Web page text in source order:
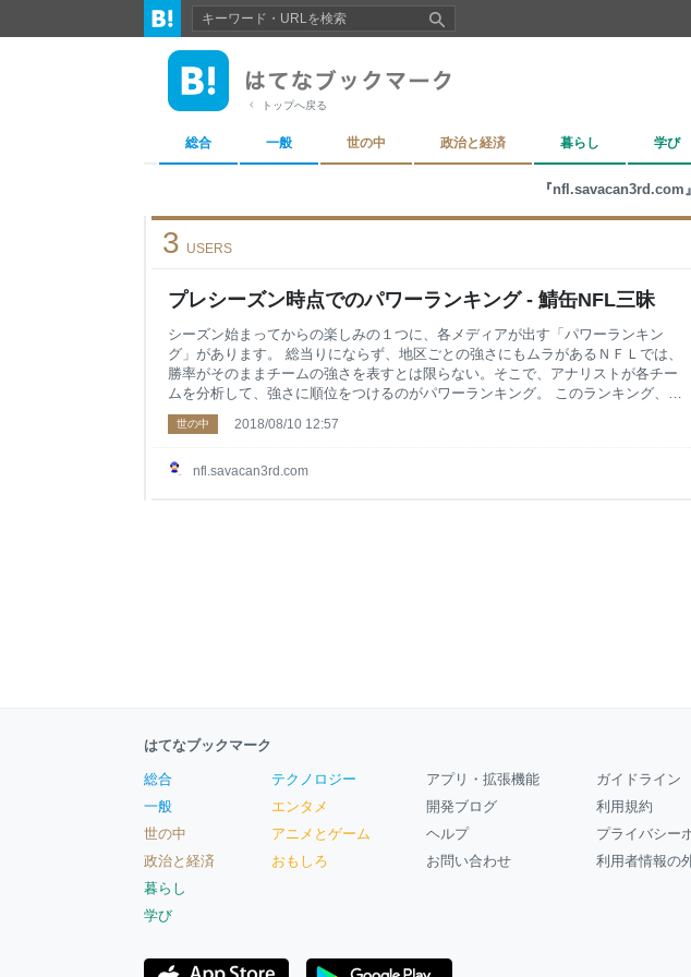
トップへ戻る
総合 一般 世の中 政治と経済 暮らし 学び
『nfl.savacan3rd.com』
プレシーズン時点でのパワーランキング - 鯖缶NFL三昧
3 USERS
nfl.savacan3rd.com
シーズン始まってからの楽しみの１つに、各メディアが出す「パワーランキン
グ」があります。 総当りにならず、地区ごとの強さにもムラがあるＮＦＬでは、
勝率がそのままチームの強さを表すとは限らない。そこで、アナリストが各チー
ムを分析して、強さに順位をつけるのがパワーランキング。 このランキング、プ
レシーズンに見ても無意味と言えば無意味なんですが、まだ判断材料が少ない中
で、屁理屈のようにランキングをつけているのは読んでいて面白いと思います。
ンサーリンク） www.nfl.com （この記事から、一部を紹介します） 1：EAGLES
世の中 2018/08/10 12:57
はてなブックマーク
総合
一般
世の中
政治と経済
暮らし
学び
テクノロジー
エンタメ
アニメとゲーム
おもしろ
アプリ・拡張機能
開発ブログ
ヘルプ
お問い合わせ
ガイドライン
利用規約
プライバシー
利用者情報の